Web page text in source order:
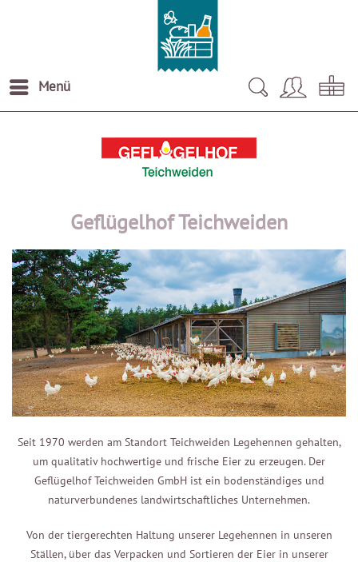
Menü
Geflügelhof Teichweiden
Seit 1970 werden am Standort Teichweiden Legehennen gehalten,
um qualitativ hochwertige und frische Eier zu erzeugen. Der
Geflügelhof Teichweiden GmbH ist ein bodenständiges und
naturverbundenes landwirtschaftliches Unternehmen.
Von der tiergerechten Haltung unserer Legehennen in unseren
Ställen, über das Verpacken und Sortieren der Eier in unserer